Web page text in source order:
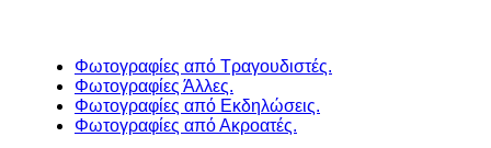
Φωτογραφίες από Τραγουδιστές.
Φωτογραφίες Άλλες.
Φωτογραφίες από Εκδηλώσεις.
Φωτογραφίες από Ακροατές.